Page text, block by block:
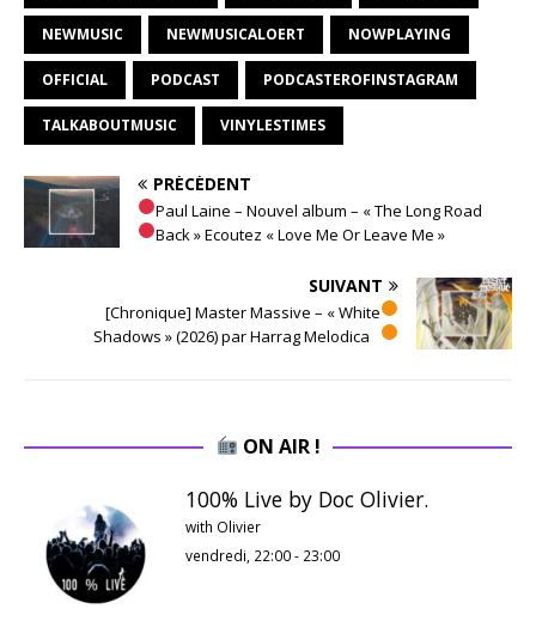
NEWMUSIC NEWMUSICALOERT NOWPLAYING
OFFICIAL PODCAST PODCASTEROFINSTAGRAM
TALKABOUTMUSIC VINYLESTIMES
PRÉCÉDENT
Paul Laine – Nouvel album – « The Long Road
Back » Ecoutez « Love Me Or Leave Me »
SUIVANT
[Chronique] Master Massive – « White
Shadows » (2026) par Harrag Melodica
ON AIR !
100% Live by Doc Olivier.
with Olivier
vendredi, 22:00- 23:00